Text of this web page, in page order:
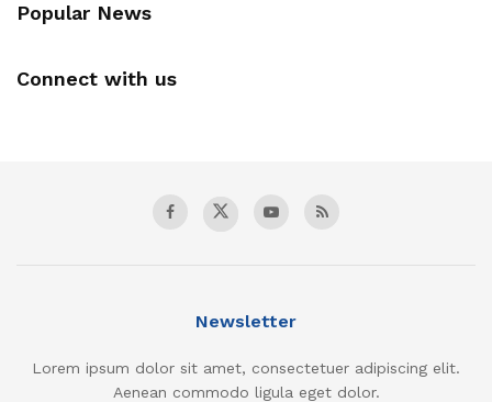
Popular News
Connect with us
Newsletter
Lorem ipsum dolor sit amet, consectetuer adipiscing elit.
Aenean commodo ligula eget dolor.